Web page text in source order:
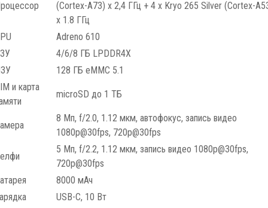
(Cortex-A73) x 2,4 ГГц + 4 x Kryo 265 Silver (Cortex-
x 1.8 ГГц
Adreno 610
4/6/8 ГБ LPDDR4X
128 ГБ eMMC 5.1
и карта
microSD до 1 ТБ
8 Мп, f/2.0, 1.12 мкм, автофокус, запись видео
1080p@30fps, 720p@30fps
5 Мп, f/2.2, 1.12 мкм, запись видео 1080p@30fps,
720p@30fps
8000 мАч
USB-С, 10 Вт